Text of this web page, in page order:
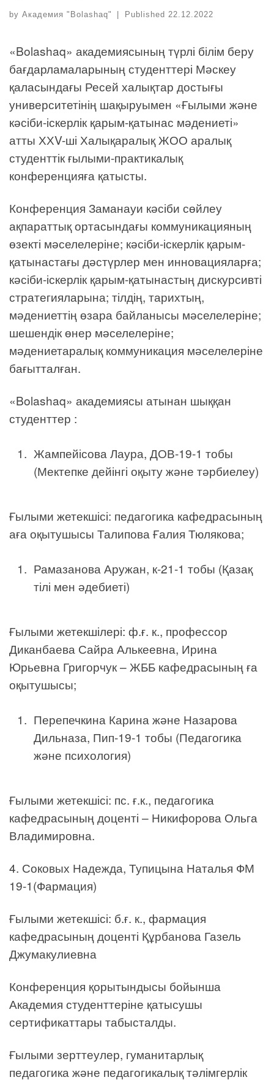
by Академия "Bolashaq" | Published 22.12.2022
«Bolashaq» академиясының түрлі білім беру
бағдарламаларының студенттері Мәскеу
қаласындағы Ресей халықтар достығы
университетінің шақыруымен «Ғылыми және
кәсіби-іскерлік қарым-қатынас мәдениеті»
атты ХХV-ші Халықаралық ЖОО аралық
студенттік ғылыми-практикалық
конференцияға қатысты.
Конференция Заманауи кәсіби сөйлеу
ақпараттық ортасындағы коммуникацияның
өзекті мәселелеріне; кәсіби-іскерлік қарым-
қатынастағы дәстүрлер мен инновацияларға;
кәсіби-іскерлік қарым-қатынастың дискурсивті
стратегияларына; тілдің, тарихтың,
мәдениеттің өзара байланысы мәселелеріне;
шешендік өнер мәселелеріне;
мәдениетаралық коммуникация мәселелеріне
бағытталған.
«Bolashaq» академиясы атынан шыққан
студенттер :
Жампейісова Лаура, ДОВ-19-1 тобы
(Мектепке дейінгі оқыту және тәрбиелеу)
Ғылыми жетекшісі: педагогика кафедрасының
аға оқытушысы Талипова Ғалия Тюлякова;
Рамазанова Аружан, к-21-1 тобы (Қазақ
тілі мен әдебиеті)
Ғылыми жетекшілері: ф.ғ. к., профессор
Диканбаева Сайра Алькеевна, Ирина
Юрьевна Григорчук – ЖББ кафедрасының ға
оқытушысы;
Перепечкина Карина және Назарова
Дильназа, Пип-19-1 тобы (Педагогика
және психология)
Ғылыми жетекшісі: пс. ғ.к., педагогика
кафедрасының доценті – Никифорова Ольга
Владимировна.
4. Соковых Надежда, Тупицына Наталья ФМ
19-1(Фармация)
Ғылыми жетекшісі: б.ғ. к., фармация
кафедрасының доценті Құрбанова Газель
Джумакулиевна
Конференция қорытындысы бойынша
Академия студенттеріне қатысушы
сертификаттары табысталды.
Ғылыми зерттеулер, гуманитарлық
педагогика және педагогикалық тәлімгерлік